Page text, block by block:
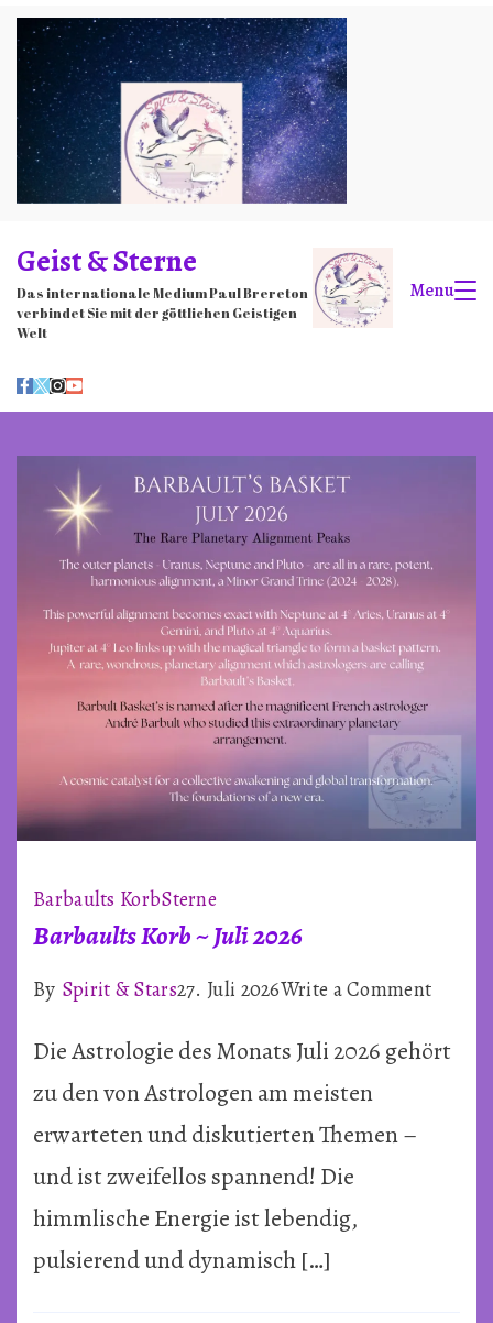
Skip
to
content
Geist & Sterne
Das internationale Medium Paul Brereton
verbindet Sie mit der göttlichen Geistigen
Welt
Menu
Sterne
Astrologie
von
Barbaults KorbSterne
Barbaults Korb ~ Juli 2026
By Spirit & Stars27. Juli 2026Write a Commenton
Korb
Die Astrologie des Monats Juli 2026 gehört
zu den von Astrologen am meisten
erwarteten und diskutierten Themen –
und ist zweifellos spannend! Die
himmlische Energie ist lebendig,
pulsierend und dynamisch […]